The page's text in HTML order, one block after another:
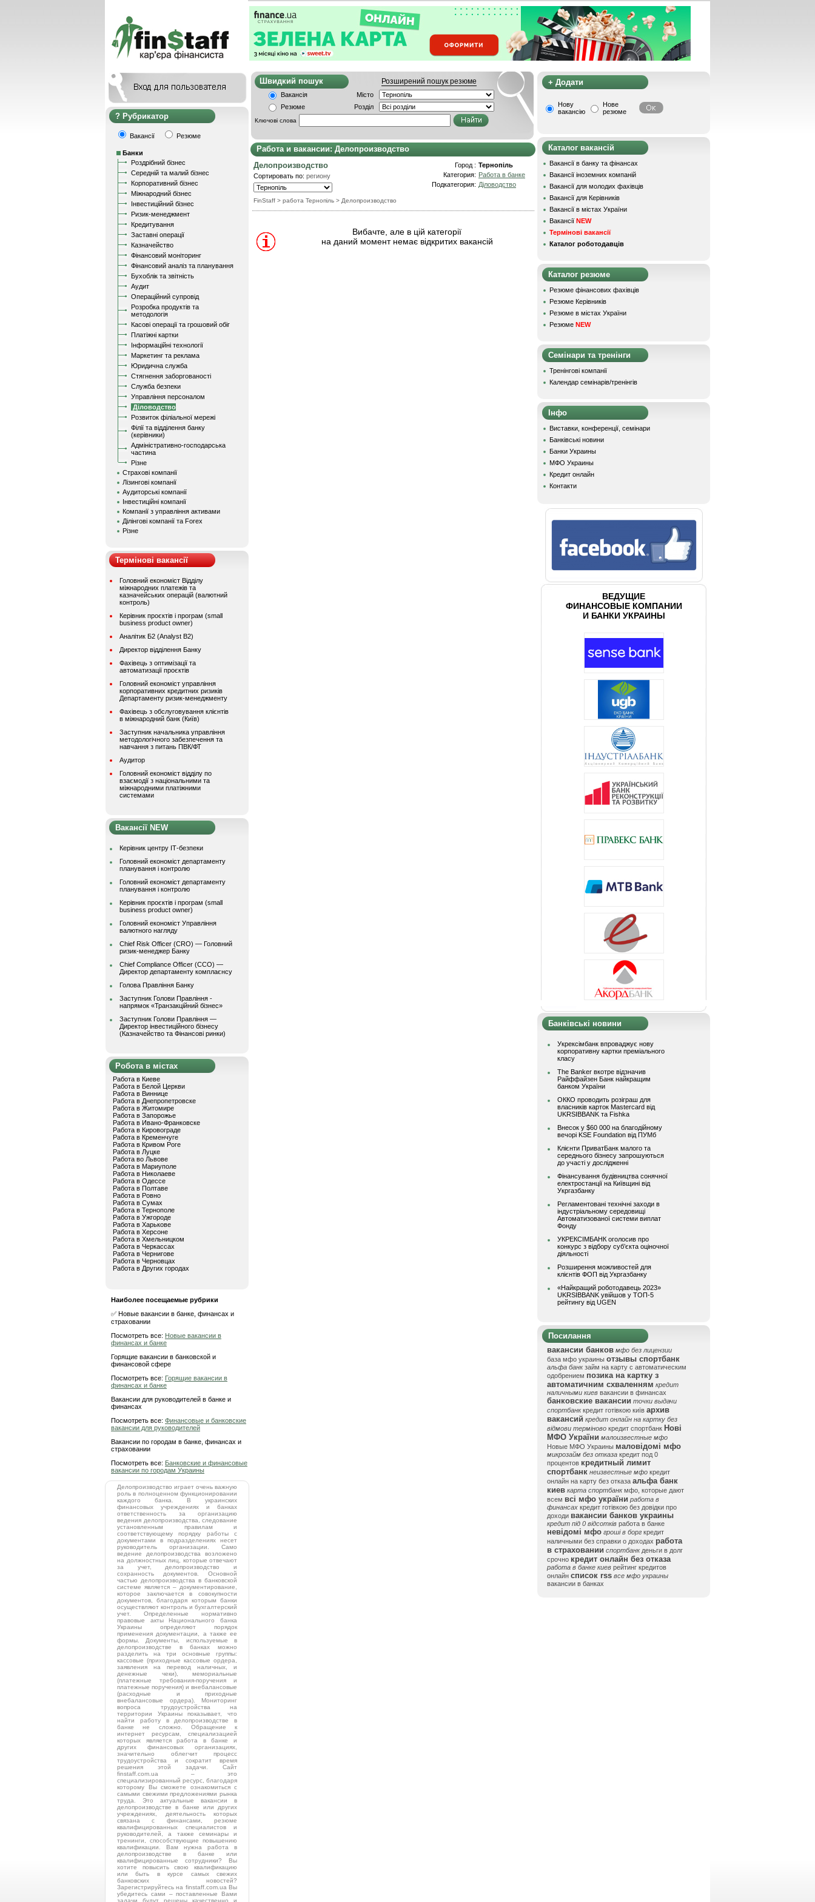
Рубрикатор
Вакансії Резюме
Банки
Роздрібний бізнес
Середній та малий бізнес
Корпоративний бізнес
Міжнародний бізнес
Інвестиційний бізнес
Ризик-менеджмент
Кредитування
Заставні операції
Казначейство
Фінансовий моніторинг
Фінансовий аналіз та планування
Бухоблік та звітність
Аудит
Операційний супровід
Розробка продуктів та
методологія
Касові операції та грошовий обіг
Платіжні картки
Інформаційні технології
Маркетинг та реклама
Юридична служба
Стягнення заборгованості
Служба безпеки
Управління персоналом
Діловодство
Розвиток філіальної мережі
Філії та відділення банку
(керівники)
Адміністративно-господарська
частина
Різне
Страхові компанії
Лізингові компанії
Аудиторські компанії
Інвестиційні компанії
Компанії з управління активами
Ділінгові компанії та Forex
Різне
Термінові вакансії
Головний економіст Відділу
міжнародних платежів та
казначейських операцій (валютний
контроль)
Керівник проєктів і програм (small
business product owner)
Аналітик Б2 (Analyst B2)
Директор відділення Банку
Фахівець з оптимізації та
автоматизації проєктів
Головний економіст управління
корпоративних кредитних ризиків
Департаменту ризик-менеджменту
Фахівець з обслуговування клієнтів
в міжнародний банк (Київ)
Заступник начальника управління
методологічного забезпечення та
навчання з питань ПВК/ФТ
Аудитор
Головний економіст відділу по
взаємодії з національними та
міжнародними платіжними
системами
Вакансії NEW
Керівник центру ІТ-безпеки
Головний економіст департаменту
планування і контролю
Головний економіст департаменту
планування і контролю
Керівник проєктів і програм (small
business product owner)
Головний економіст Управління
валютного нагляду
Chief Risk Officer (CRO) — Головний
ризик-менеджер Банку
Chief Compliance Officer (CCO) —
Директор департаменту комплаєнсу
Голова Правління Банку
Заступник Голови Правління -
напрямок «Транзакційний бізнес»
Заступник Голови Правління —
Директор інвестиційного бізнесу
(Казначейство та Фінансові ринки)
Робота в містах
Работа в Киеве
Работа в Белой Церкви
Работа в Виннице
Работа в Днепропетровске
Работа в Житомире
Работа в Запорожье
Работа в Ивано-Франковске
Работа в Кировограде
Работа в Кременчуге
Работа в Кривом Роге
Работа в Луцке
Работа во Львове
Работа в Мариуполе
Работа в Николаеве
Работа в Одессе
Работа в Полтаве
Работа в Ровно
Работа в Сумах
Работа в Тернополе
Работа в Ужгороде
Работа в Харькове
Работа в Херсоне
Работа в Хмельницком
Работа в Черкассах
Работа в Чернигове
Работа в Черновцах
Работа в Других городах
Наиболее посещаемые рубрики
✅ Новые вакансии в банке, финансах и
страховании
Посмотреть все: Новые вакансии в
финансах и банке
Горящие вакансии в банковской и
финансовой сфере
Посмотреть все: Горящие вакансии в
финансах и банке
Вакансии для руководителей в банке и
финансах
Посмотреть все: Финансовые и банковские
вакансии для руководителей
Вакансии по городам в банке, финансах и
страховании
Посмотреть все: Банковские и финансовые
вакансии по городам Украины
Делопроизводство играет очень важную
роль в полноценном функционировании
каждого банка. В украинских
финансовых учреждениях и банках
ответственность за организацию
ведения делопроизводства, следование
установленным правилам и
соответствующему порядку работы с
документами в подразделениях несет
руководитель организации. Само
ведение делопроизводства возложено
на должностных лиц, которые отвечают
за учет, делопроизводство и
сохранность документов. Основной
частью делопроизводства в банковской
системе является – документирование,
которое заключается в совокупности
документов, благодаря которым банки
осуществляют контроль и бухгалтерский
учет. Определенные нормативно
правовые акты Национального банка
Украины определяют порядок
применения документации, а также ее
формы. Документы, используемые в
делопроизводстве в банках можно
разделить на три основные группы:
кассовые (приходные кассовые ордера,
заявления на перевод наличных, и
денежные чеки), мемориальные
(платежные требования-поручения и
платежные поручения) и внебалансовые
(расходные и приходные
внебалансовые ордера). Мониторинг
вопроса трудоустройства на
территории Украины показывает, что
найти работу в делопроизводстве в
банке не сложно. Обращение к
интернет ресурсам, специализацией
которых является работа в банке и
других финансовых организациях,
значительно облегчит процесс
трудоустройства и сократит время
решения этой задачи. Сайт
finstaff.com.ua – это
специализированный ресурс, благодаря
которому Вы сможете ознакомиться с
самыми свежими предложениями рынка
труда. Это актуальные вакансии в
делопроизводстве в банке или других
учреждениях, деятельность которых
связана с финансами, резюме
квалифицированных специалистов и
руководителей, а также семинары и
тренинги, способствующие повышению
квалификации. Вам нужна работа в
делопроизводстве в банке или
квалифицированные сотрудники? Вы
хотите повысить свою квалификацию
или быть в курсе самых свежих
банковских новостей?
Зарегистрируйтесь на finstaff.com.ua Вы
убедитесь сами – поставленные Вами
задачи будут решены качественно и
Швидкий пошук Розширений пошук резюме
Вакансія
Місто
Резюме
Розділ
Ключові слова
Работа и вакансии: Делопроизводство
Делопроизводство
Сортировать по: региону
FinStaff > работа Тернопіль > Делопроизводство
Город : Тернопіль
Категория: Работа в банке
Подкатегория: Діловодство
Вибачте, але в цій категорії
на даний момент немає відкритих вакансій
+ Додати
Нову
вакансію
Нове
резюме
Каталог вакансій
Вакансії в банку та фінансах
Вакансії іноземних компаній
Вакансії для молодих фахівців
Вакансії для Керівників
Вакансії в містах України
Вакансії NEW
Термінові вакансії
Каталог роботодавців
Каталог резюме
Резюме фінансових фахівців
Резюме Керівників
Резюме в містах України
Резюме NEW
Семінари та тренінги
Тренінгові компанії
Календар семінарів/тренінгів
Інфо
Виставки, конференції, семінари
Банківські новини
Банки Украины
МФО Украины
Кредит онлайн
Контакти
ВЕДУЩИЕ
ФИНАНСОВЫЕ КОМПАНИИ
И БАНКИ УКРАИНЫ
Банківські новини
Укрексімбанк впроваджує нову
корпоративну картки преміального
класу
The Banker вкотре відзначив
Райффайзен Банк найкращим
банком України
ОККО проводить розіграш для
власників карток Mastercard від
UKRSIBBANK та Fishka
Внесок у $60 000 на благодійному
вечорі KSE Foundation від ПУМб
Клієнти ПриватБанк малого та
середнього бізнесу запрошуються
до участі у дослідженні
Фінансування будівництва сонячної
електростанції на Київщині від
Укргазбанку
Регламентовані технічні заходи в
індустріальному середовищі
Автоматизованої системи виплат
Фонду
УКРЕКСІМБАНК оголосив про
конкурс з відбору суб’єкта оціночної
діяльності
Розширення можливостей для
клієнтів ФОП від Укргазбанку
«Найкращий роботодавець 2023»
UKRSIBBANK увійшов у ТОП-5
рейтингу від UGEN
Посилання
вакансии банков мфо без лицензии
база мфо украины отзывы спортбанк
альфа банк займ на карту с автоматическим
одобрением позика на картку з
автоматичним схваленням кредит
наличными киев вакансии в финансах
банковские вакансии точки выдачи
спортбанк кредит готівкою київ архив
вакансий кредит онлайн на картку без
відмови терміново кредит спортбанк Нові
МФО України малоизвестные мфо
Новые МФО Украины маловідомі мфо
микрозайм без отказа кредит под 0
процентов кредитный лимит
спортбанк неизвестные мфо кредит
онлайн на карту без отказа альфа банк
киев карта спортбанк мфо, которые дают
всем всі мфо україни работа в
финансах кредит готівкою без довідки про
доходи вакансии банков украины
кредит під 0 відсотків работа в банке
невідомі мфо гроші в борг кредит
наличными без справки о доходах работа
в страховании спортбанк деньги в долг
срочно кредит онлайн без отказа
работа в банке киев рейтинг кредитов
онлайн список rss все мфо украины
вакансии в банках